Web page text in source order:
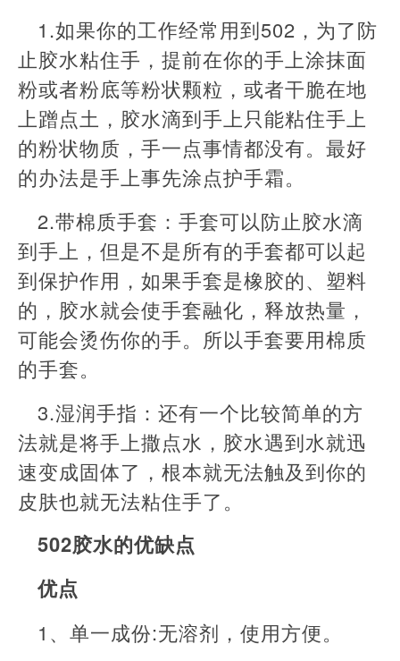
1.如果你的工作经常用到502，为了防
止胶水粘住手，提前在你的手上涂抹面
粉或者粉底等粉状颗粒，或者干脆在地
上蹭点土，胶水滴到手上只能粘住手上
的粉状物质，手一点事情都没有。最好
的办法是手上事先涂点护手霜。
2.带棉质手套：手套可以防止胶水滴
到手上，但是不是所有的手套都可以起
到保护作用，如果手套是橡胶的、塑料
的，胶水就会使手套融化，释放热量，
可能会烫伤你的手。所以手套要用棉质
的手套。
3.湿润手指：还有一个比较简单的方
法就是将手上撒点水，胶水遇到水就迅
速变成固体了，根本就无法触及到你的
皮肤也就无法粘住手了。
502胶水的优缺点
优点
1、单一成份:无溶剂，使用方便。